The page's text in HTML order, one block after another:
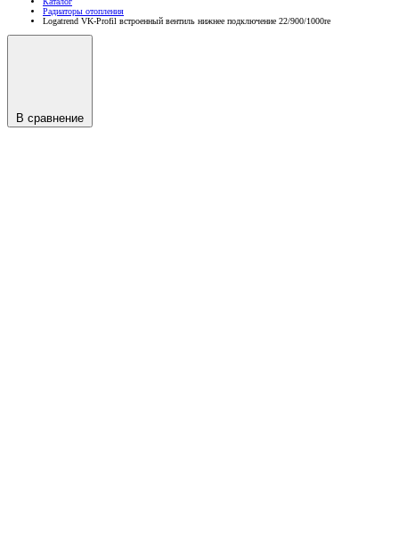
Радиаторы отопления
Logatrend VK-Profil встроенный вентиль нижнее подключение 22/900/1000re
В сравнение